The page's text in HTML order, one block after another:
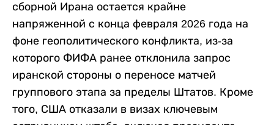
сборной Ирана остается крайне
напряженной с конца февраля 2026 года на
фоне геополитического конфликта, из-за
которого ФИФА ранее отклонила запрос
иранской стороны о переносе матчей
группового этапа за пределы Штатов. Кроме
того, США отказали в визах ключевым